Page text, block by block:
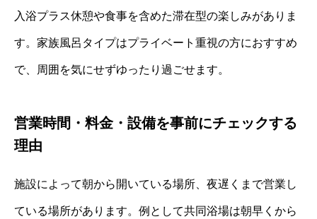
入浴プラス休憩や食事を含めた滞在型の楽しみがありま
す。家族風呂タイプはプライベート重視の方におすすめ
で、周囲を気にせずゆったり過ごせます。
営業時間・料金・設備を事前にチェックする
理由
施設によって朝から開いている場所、夜遅くまで営業し
ている場所があります。例として共同浴場は朝早くから